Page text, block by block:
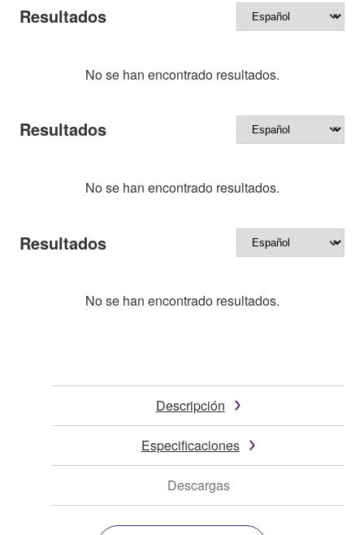
Resultados
No se han encontrado resultados.
Resultados
No se han encontrado resultados.
Resultados
No se han encontrado resultados.
Descripción
Especificaciones
Descargas